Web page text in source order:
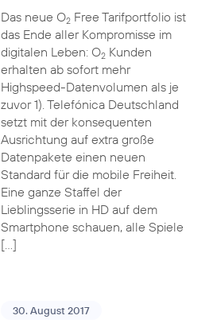
Das neue O2Free Tarifportfolio ist
das Ende aller Kompromisse im
digitalen Leben: O2Kunden
erhalten ab sofort mehr
Highspeed-Datenvolumen als je
zuvor 1). Telefónica Deutschland
setzt mit der konsequenten
Ausrichtung auf extra große
Datenpakete einen neuen
Standard für die mobile Freiheit.
Eine ganze Staffel der
Lieblingsserie in HD auf dem
Smartphone schauen, alle Spiele
[…]
30. August 2017